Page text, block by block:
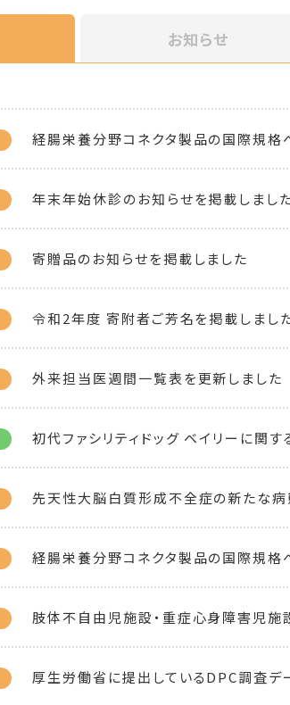
お知らせ
経腸栄養分野コネクタ製品の国際規格
年末年始休診のお知らせを掲載しまし
寄贈品のお知らせを掲載しました
令和2年度 寄附者ご芳名を掲載しまし
外来担当医週間一覧表を更新しました
初代ファシリティドッグ ベイリーに関
先天性大脳白質形成不全症の新たな
経腸栄養分野コネクタ製品の国際規格
肢体不自由児施設・重症心身障害児施
厚生労働省に提出しているDPC調査デ